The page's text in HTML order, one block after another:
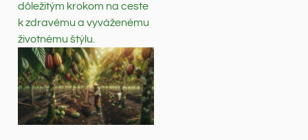
dôležitým krokom na ceste
k zdravému a vyváženému
životnému štýlu.